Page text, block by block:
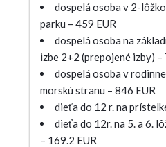
dospelá osoba v 2-
parku – 459 EUR
dospelá osoba na
izbe 2+2 (prepojené izby) –
dospelá osoba v
morskú stranu – 846 EUR
dieťa do 12 r. na
dieťa do 12r. na 5. a 6.
– 169.2 EUR